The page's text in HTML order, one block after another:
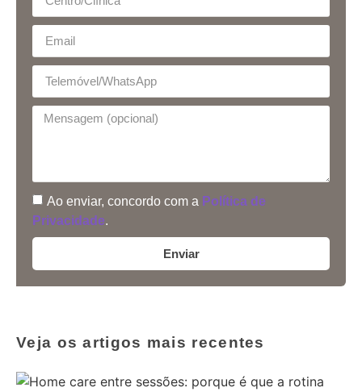
Ao enviar, concordo com a Política de
Privacidade.
Enviar
Veja os artigos mais recentes